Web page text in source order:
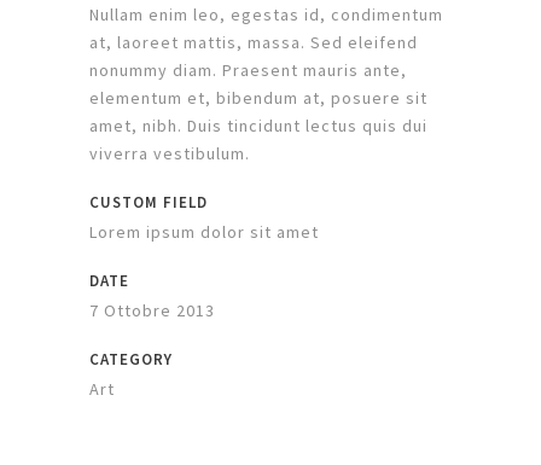
Nullam enim leo, egestas id, condimentum
at, laoreet mattis, massa. Sed eleifend
nonummy diam. Praesent mauris ante,
elementum et, bibendum at, posuere sit
amet, nibh. Duis tincidunt lectus quis dui
viverra vestibulum.
CUSTOM FIELD
Lorem ipsum dolor sit amet
DATE
7 Ottobre 2013
CATEGORY
Art